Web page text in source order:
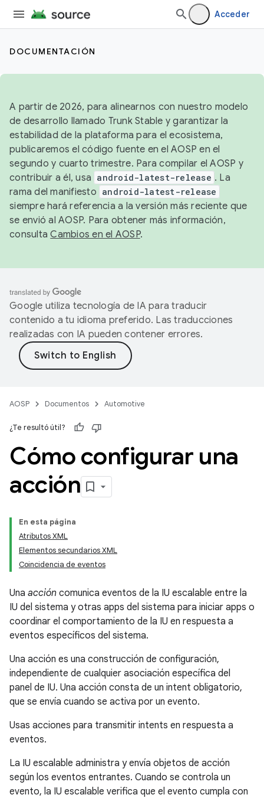
Acceder
DOCUMENTACIÓN
A partir de 2026, para alinearnos con nuestro modelo
de desarrollo llamado Trunk Stable y garantizar la
estabilidad de la plataforma para el ecosistema,
publicaremos el código fuente en el AOSP en el
segundo y cuarto trimestre. Para compilar el AOSP y
contribuir a él, usa android-latest-release . La
rama del manifiesto android-latest-release
siempre hará referencia a la versión más reciente que
se envió al AOSP. Para obtener más información,
consultaCambios en el AOSP.
Google utiliza tecnología de IA para traducir
contenido a tu idioma preferido. Las traducciones
realizadas con IA pueden contener errores.
AOSP Documentos Automotive
¿Te resultó útil?
Cómo configurar una
acción
En esta página
Atributos XML
Elementos secundarios XML
Coincidencia de eventos
Una acción comunica eventos de la IU escalable entre la
IU del sistema y otras apps del sistema para iniciar apps o
coordinar el comportamiento de la IU en respuesta a
eventos específicos del sistema.
Una acción es una construcción de configuración,
independiente de cualquier asociación específica del
panel de IU. Una acción consta de un intent obligatorio,
que se envía cuando se activa por un evento.
Usas acciones para transmitir intents en respuesta a
eventos.
La IU escalable administra y envía objetos de acción
según los eventos entrantes. Cuando se controla un
evento, la IU escalable verifica que el evento cumpla con